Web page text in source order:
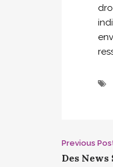
Post
Previous
Des